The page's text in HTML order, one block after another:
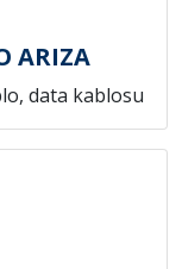
ARIZA
data kablosu